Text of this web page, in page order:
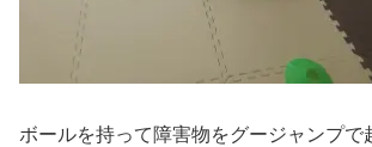
ボールを持って障害物をグージャンプで